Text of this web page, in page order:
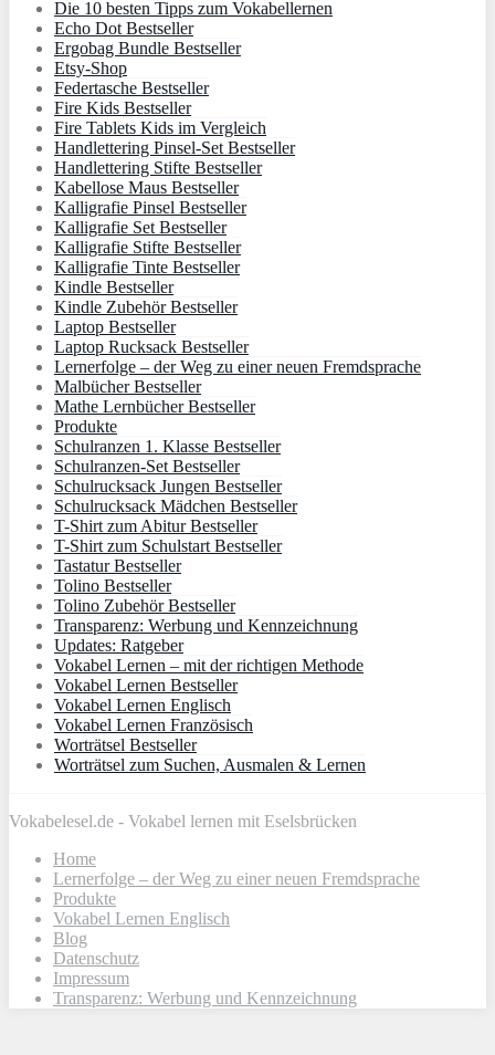
Die 10 besten Tipps zum Vokabellernen
Echo Dot Bestseller
Ergobag Bundle Bestseller
Etsy-Shop
Federtasche Bestseller
Fire Kids Bestseller
Fire Tablets Kids im Vergleich
Handlettering Pinsel-Set Bestseller
Handlettering Stifte Bestseller
Kabellose Maus Bestseller
Kalligrafie Pinsel Bestseller
Kalligrafie Set Bestseller
Kalligrafie Stifte Bestseller
Kalligrafie Tinte Bestseller
Kindle Bestseller
Kindle Zubehör Bestseller
Laptop Bestseller
Laptop Rucksack Bestseller
Lernerfolge – der Weg zu einer neuen Fremdsprache
Malbücher Bestseller
Mathe Lernbücher Bestseller
Produkte
Schulranzen 1. Klasse Bestseller
Schulranzen-Set Bestseller
Schulrucksack Jungen Bestseller
Schulrucksack Mädchen Bestseller
T-Shirt zum Abitur Bestseller
T-Shirt zum Schulstart Bestseller
Tastatur Bestseller
Tolino Bestseller
Tolino Zubehör Bestseller
Transparenz: Werbung und Kennzeichnung
Updates: Ratgeber
Vokabel Lernen – mit der richtigen Methode
Vokabel Lernen Bestseller
Vokabel Lernen Englisch
Vokabel Lernen Französisch
Worträtsel Bestseller
Worträtsel zum Suchen, Ausmalen & Lernen
Vokabelesel.de - Vokabel lernen mit Eselsbrücken
Home
Lernerfolge – der Weg zu einer neuen Fremdsprache
Produkte
Vokabel Lernen Englisch
Blog
Datenschutz
Impressum
Transparenz: Werbung und Kennzeichnung